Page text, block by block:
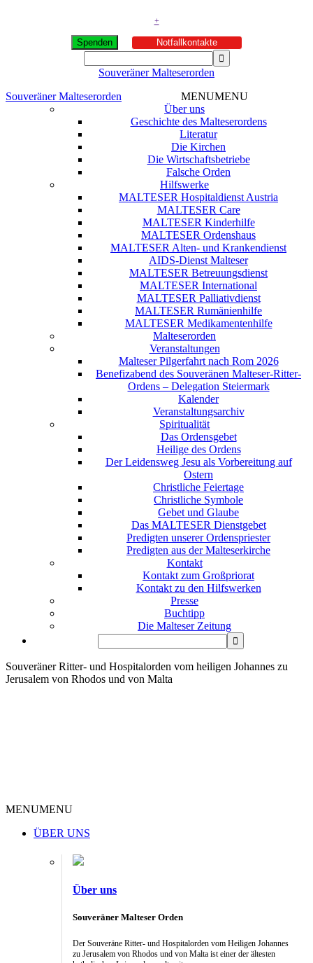
+
Spenden Notfallkontakte
Souveräner Malteserorden
Souveräner Malteserorden
MENUMENU
Über uns
Geschichte des Malteserordens
Literatur
Die Kirchen
Die Wirtschaftsbetriebe
Falsche Orden
Hilfswerke
MALTESER Hospitaldienst Austria
MALTESER Care
MALTESER Kinderhilfe
MALTESER Ordenshaus
MALTESER Alten- und Krankendienst
AIDS-Dienst Malteser
MALTESER Betreuungsdienst
MALTESER International
MALTESER Palliativdienst
MALTESER Rumänienhilfe
MALTESER Medikamentenhilfe
Malteserorden
Veranstaltungen
Malteser Pilgerfahrt nach Rom 2026
Benefizabend des Souveränen Malteser-Ritter-
Ordens – Delegation Steiermark
Kalender
Veranstaltungsarchiv
Spiritualität
Das Ordensgebet
Heilige des Ordens
Der Leidensweg Jesu als Vorbereitung auf
Ostern
Christliche Feiertage
Christliche Symbole
Gebet und Glaube
Das MALTESER Dienstgebet
Predigten unserer Ordenspriester
Predigten aus der Malteserkirche
Kontakt
Kontakt zum Großpriorat
Kontakt zu den Hilfswerken
Presse
Buchtipp
Die Malteser Zeitung
Souveräner Ritter- und Hospitalorden vom heiligen Johannes zu
Jerusalem von Rhodos und von Malta
MENUMENU
ÜBER UNS
Über uns
Souveräner Malteser Orden
Der Souveräne Ritter- und Hospitalorden vom Heiligen Johannes
zu Jerusalem von Rhodos und von Malta ist einer der ältesten